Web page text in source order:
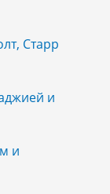
Старр
и
и